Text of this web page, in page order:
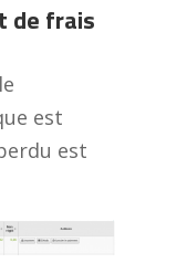
de frais
est
est